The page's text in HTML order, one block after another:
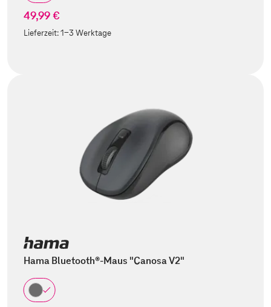
49,99 €
Lieferzeit:1-3 Werktage
Hama Bluetooth®-Maus "Canosa V2"